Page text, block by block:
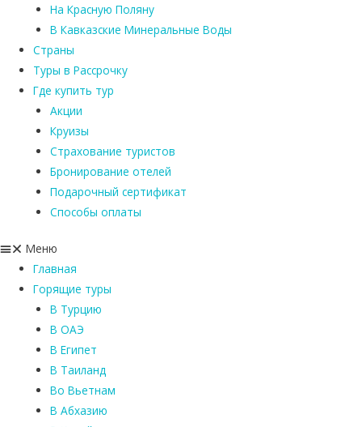
На Красную Поляну
В Кавказские Минеральные Воды
Страны
Туры в Рассрочку
Где купить тур
Акции
Круизы
Страхование туристов
Бронирование отелей
Подарочный сертификат
Способы оплаты
Меню
Главная
Горящие туры
В Турцию
В ОАЭ
В Египет
В Таиланд
Во Вьетнам
В Абхазию